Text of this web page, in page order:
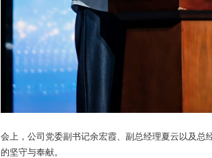
会上，公司党委副书记余宏霞、副总经理夏云以及总
的坚守与奉献。